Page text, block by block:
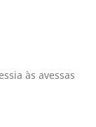
às avessas